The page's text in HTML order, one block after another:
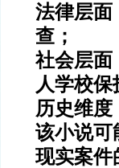
法律层面
查；
社会层面
人学校保
历史维度
该小说可
现实案件